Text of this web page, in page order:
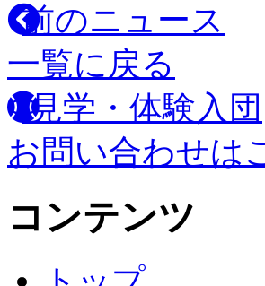
前のニュース
一覧に戻る
見学・体験入団
お問い合わせは
コンテンツ